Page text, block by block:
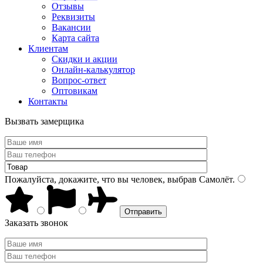
Отзывы
Реквизиты
Вакансии
Карта сайта
Клиентам
Скидки и акции
Онлайн-калькулятор
Вопрос-ответ
Оптовикам
Контакты
Вызвать замерщика
Пожалуйста, докажите, что вы человек, выбрав Самолёт.
Заказать звонок